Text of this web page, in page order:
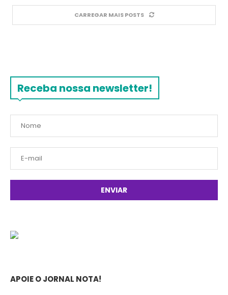
CARREGAR MAIS POSTS
Receba nossa newsletter!
APOIE O JORNAL NOTA!